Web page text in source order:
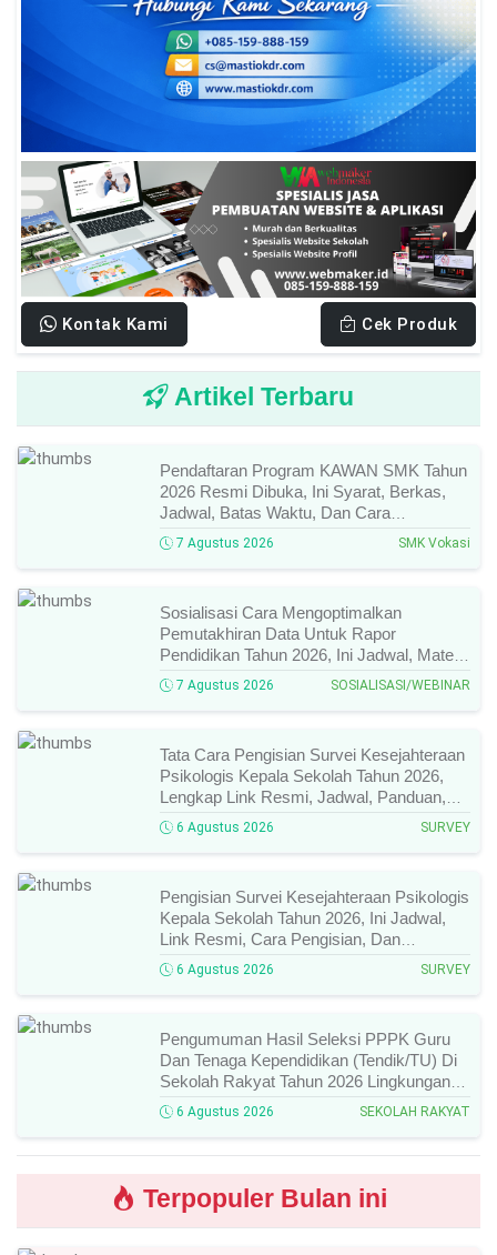
Kontak Kami Cek Produk
Artikel Terbaru
Pendaftaran Program KAWAN SMK Tahun
2026 Resmi Dibuka, Ini Syarat, Berkas,
Jadwal, Batas Waktu, Dan Cara
Pendaftarannya!
7 Agustus 2026 SMK Vokasi
Sosialisasi Cara Mengoptimalkan
Pemutakhiran Data Untuk Rapor
Pendidikan Tahun 2026, Ini Jadwal, Materi,
Narasumber, Dan Link Mengikutinya!
7 Agustus 2026 SOSIALISASI/WEBINAR
Tata Cara Pengisian Survei Kesejahteraan
Psikologis Kepala Sekolah Tahun 2026,
Lengkap Link Resmi, Jadwal, Panduan,
Dan Hal Yang Wajib Diperhatikan!
6 Agustus 2026 SURVEY
Pengisian Survei Kesejahteraan Psikologis
Kepala Sekolah Tahun 2026, Ini Jadwal,
Link Resmi, Cara Pengisian, Dan
Ketentuan Lengkapnya!
6 Agustus 2026 SURVEY
Pengumuman Hasil Seleksi PPPK Guru
Dan Tenaga Kependidikan (Tendik/TU) Di
Sekolah Rakyat Tahun 2026 Lingkungan
Kementerian Sosial RI, Ini Daftar Nama
Peserta Yang Lolos!
6 Agustus 2026 SEKOLAH RAKYAT
Terpopuler Bulan ini